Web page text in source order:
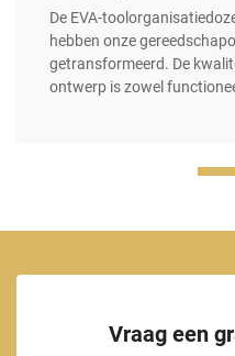
De EVA-
hebben onze
getransformeerd. De
ontwerp is zowel
Vraag een